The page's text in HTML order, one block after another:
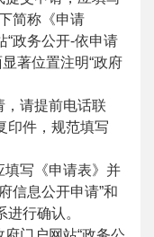
简称《申请
“政务公开-依申请
著位置注明“政府
，请提前电话联
印件，规范填写
填写《申请表》并
信息公开申请”和
行确认。